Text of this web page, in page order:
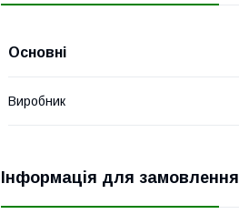
Основні
Виробник
Інформація для замовлення